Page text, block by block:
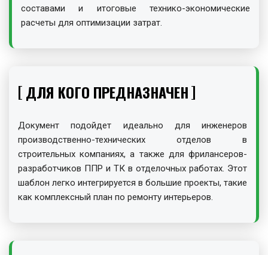
составами и итоговые технико-экономические
расчеты для оптимизации затрат.
ДЛЯ КОГО ПРЕДНАЗНАЧЕН
Документ подойдет идеально для инженеров
производственно-технических отделов в
строительных компаниях, а также для фрилансеров-
разработчиков ППР и ТК в отделочных работах. Этот
шаблон легко интегрируется в большие проекты, такие
как комплексный план по ремонту интерьеров.